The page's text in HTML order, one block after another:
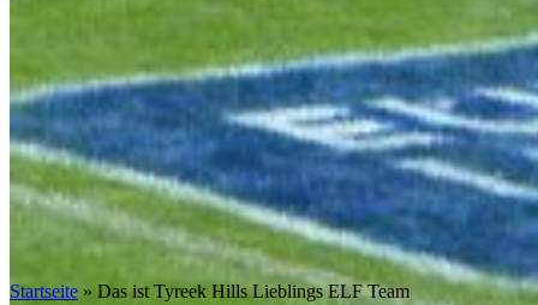
Startseite » Das ist Tyreek Hills Lieblings ELF Team